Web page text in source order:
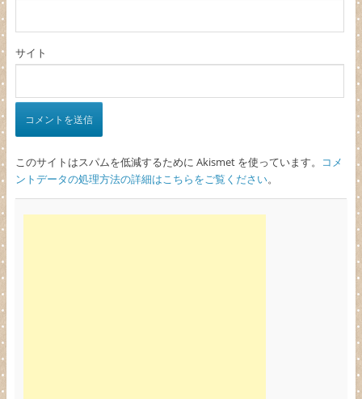
サイト
このサイトはスパムを低減するために Akismet を使っています。
コメ
ントデータの処理方法の詳細はこちらをご覧ください。